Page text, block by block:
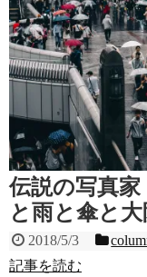
伝説の写真家
と雨と傘と
2018/5/3
記事を読む